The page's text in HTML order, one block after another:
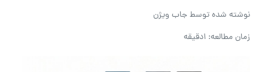
نوشته شده توسطجاب ویژن
زمان مطالعه: 1دقیقه